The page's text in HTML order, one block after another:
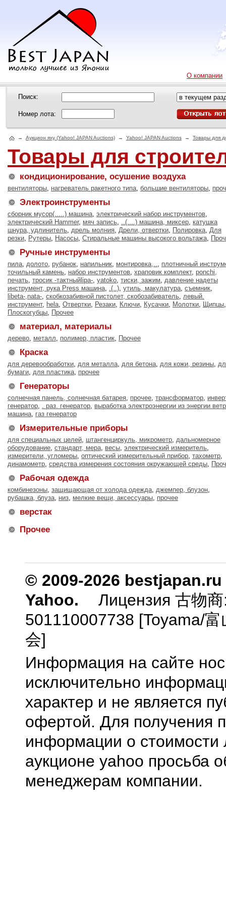
О компании
Поиск:
Номер лота:
→ Аукцион яху (Yahoo! JAPAN Auctions) → Yahoo! JAPAN Auctions → Товары для
Товары для
кондиционирование, осушение воздуха
вентиляторы, нагреватель ракетного типа, большие вентиляторы,
Электроинструменты
сборник мусор(.....) машина, электрический набор инструментов,
электрический Hammer, мяч запись, ..(....) машина, миксер, катушка
шнура, удлинитель, дрель молния, Дрели, отвертки, Полировка, Для
резки, Рутеры, Насосы, Стиральные машины высокого вольтажа,
Ручные инструменты
пила, долото, рубанок, напильник, монтировка,.., плотничный
точильный камень, набор инструментов, храповик комплект, ponchi,
печать, тросик -тактныйlipa-, yatoko, тиски, зажим, давление надеты
инструмент, рука Press машина, .(..), утиль, макулатура, съемник,
libeta-,nata-, скобкозабивной пистолет, скобозабиватель, левый.
инструмент, hela, Отвертки, Резаки, Ключи, Кусачки, Молотки, Щипцы,
Плоскогубцы, Прочее
материал, материалы
дерево, металл, полимер, пластик, Прочее
Краска
для деревообработки, для металла, для бетона, для кожи, резины,
бумаги, для пластика, прочее
Генераторы
солнечная панель, солнечная батарея, прочее, трансформатор,
генератор, . раз. генератор, выработка электроэнергии из энергии
машина, газ генератор
Измерительные приборы
для специальных целей, штангенциркуль, микрометр, дальномерное
оборудование, стандарт, мера, весы, электрический измеритель,
измерители, угломеры, оптический измерительный прибор, тахометр,
динамометр, средства измерения состояния окружающей среды,
Рабочая одежда
комбинезоны, защищающая от холода одежда, джемпер, блузон,
рубашка, блуза, низ, мелкие вещи, аксессуары, прочее
верстак
Прочее
© 2009-2026
Yahoo.
Лицензия 古物
501110007738 [Toyama/
会]
Информация на сайте
исключительно
характер и не является
офертой. Для получения
информации о стоимости
аукционе yahoo просьба
менеджерам компании.